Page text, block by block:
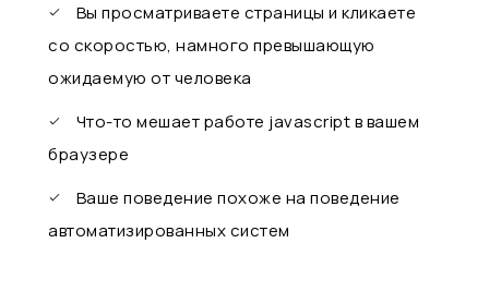
Вы просматриваете страницы и кликаете
со скоростью, намного превышающую
ожидаемую от человека
Что-то мешает работе javascript в вашем
браузере
Ваше поведение похоже на поведение
автоматизированных систем